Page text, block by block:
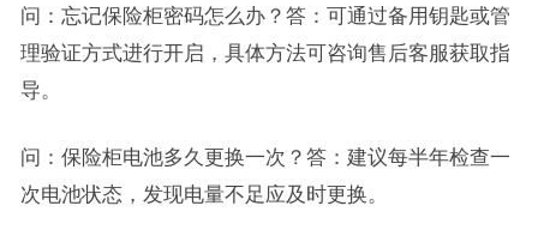
问：忘记保险柜密码怎么办？答：可通过备用钥匙或管
理验证方式进行开启，具体方法可咨询售后客服获取指
导。
问：保险柜电池多久更换一次？答：建议每半年检查一
次电池状态，发现电量不足应及时更换。